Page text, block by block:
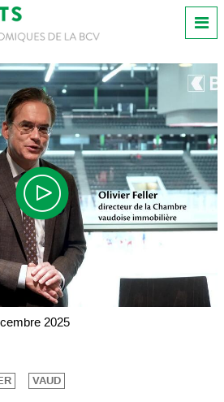
2025
VAUD